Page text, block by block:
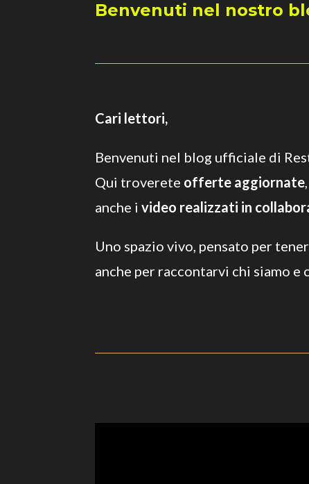
Benvenuti nel nostro
Cari lettori,
Benvenuti nel blog ufficiale di
Qui troverete offerte aggiornate,
anche i video realizzati in
Uno spazio vivo, pensato per
anche per raccontarvi chi siamo e